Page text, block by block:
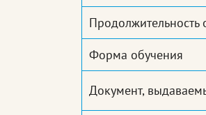
Продолжительность
Форма обучения
Документ,